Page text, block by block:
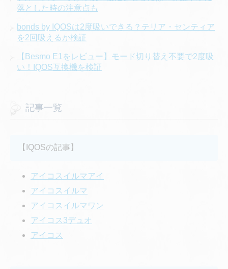
落とした時の注意点も
bonds by IQOSは2度吸いできる？テリア・センティア
を2回吸えるか検証
【Besmo E1をレビュー】モード切り替え不要で2度吸
い！IQOS互換機を検証
記事一覧
【IQOSの記事】
アイコスイルマアイ
アイコスイルマ
アイコスイルマワン
アイコス3デュオ
アイコス